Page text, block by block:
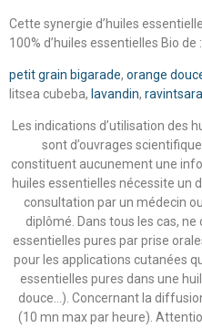
Cette synergie d’huiles
100% d’huiles essentielles Bio de :
petit grain bigarade, orange
litsea cubeba, lavandin, ravintsara
Les indications d’utilisation des
sont d’ouvrages
constituent aucunement une
huiles essentielles nécessite un
consultation par un médecin
diplômé. Dans tous les cas,
essentielles pures par prise
pour les applications cutanées
essentielles pures dans une
douce…). Concernant la
(10 mn max par heure).